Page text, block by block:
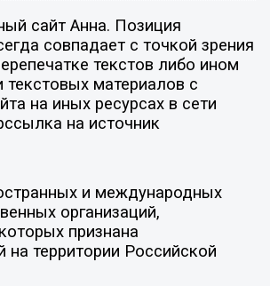
сайт Анна. Позиция
совпадает с точкой зрения
текстов либо ином
текстовых материалов с
на иных ресурсах в сети
на источник
и международных
организаций,
признана
на территории Российской